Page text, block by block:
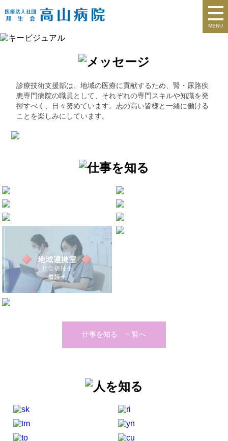
MENU
診療技術支援部は、地域の医療に貢献するため、腎・尿路疾
患専門病院の職員として、それぞれの専門スキルや知識を発
揮すべく、日々努めています。志の高い皆様と一緒に働ける
ことを楽しみにしています。
仕事を知る 一覧へ